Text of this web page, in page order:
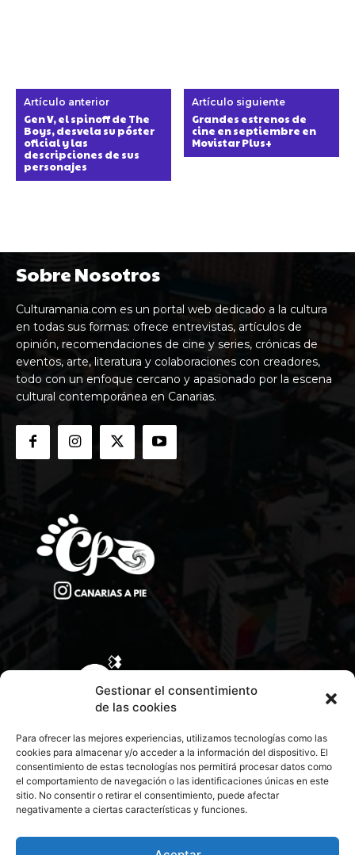
Gestionar el consentimiento
de las cookies
Para ofrecer las mejores experiencias, utilizamos tecnologías como las
cookies para almacenar y/o acceder a la información del dispositivo. El
consentimiento de estas tecnologías nos permitirá procesar datos como
el comportamiento de navegación o las identificaciones únicas en este
sitio. No consentir o retirar el consentimiento, puede afectar
negativamente a ciertas características y funciones.
Artículo anterior
Gen V, el spinoff de The
Boys, desvela su póster
oficial y las
descripciones de sus
personajes
Artículo siguiente
Grandes estrenos de
cine en septiembre en
Movistar Plus+
Sobre Nosotros
Culturamania.com es un portal web dedicado a la cultura
en todas sus formas: ofrece entrevistas, artículos de
opinión, recomendaciones de cine y series, crónicas de
eventos, arte, literatura y colaboraciones con creadores,
todo con un enfoque cercano y apasionado por la escena
cultural contemporánea en Canarias.
CONTACTA CON NOSOTROS